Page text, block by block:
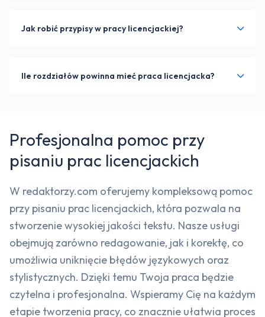
Jak robić przypisy w pracy licencjackiej?
Ile rozdziałów powinna mieć praca licencjacka?
Profesjonalna pomoc przy
pisaniu prac licencjackich
W redaktorzy.com oferujemy kompleksową pomoc
przy pisaniu prac licencjackich, która pozwala na
stworzenie wysokiej jakości tekstu. Nasze usługi
obejmują zarówno redagowanie, jak i korektę, co
umożliwia uniknięcie błędów językowych oraz
stylistycznych. Dzięki temu Twoja praca będzie
czytelna i profesjonalna. Wspieramy Cię na każdym
etapie tworzenia pracy, co znacznie ułatwia proces